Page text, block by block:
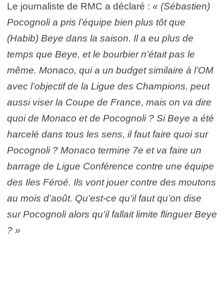
Le journaliste de RMC a déclaré : « (Sébastien)
Pocognoli a pris l’équipe bien plus tôt que
(Habib) Beye dans la saison. Il a eu plus de
temps que Beye, et le bourbier n’était pas le
même. Monaco, qui a un budget similaire à l’OM
avec l’objectif de la Ligue des Champions, peut
aussi viser la Coupe de France, mais on va dire
quoi de Monaco et de Pocognoli ? Si Beye a été
harcelé dans tous les sens, il faut faire quoi sur
Pocognoli ? Monaco termine 7e et va faire un
barrage de Ligue Conférence contre une équipe
des Iles Féroé. Ils vont jouer contre des moutons
au mois d’août. Qu’est-ce qu’il faut qu’on dise
sur Pocognoli alors qu’il fallait limite flinguer Beye
? »